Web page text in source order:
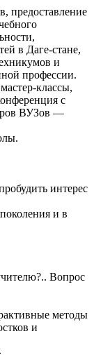
предоставление
в Даге-стане,
и
профессии.
классы,
с
ВУЗов —
интерес
и в
Вопрос
методы
и